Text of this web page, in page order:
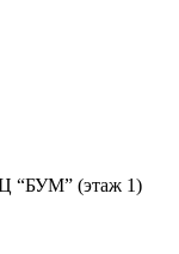
“БУМ” (этаж 1)